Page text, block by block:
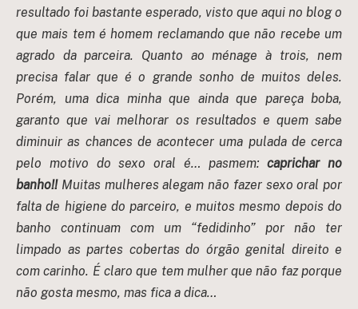
resultado foi bastante esperado, visto que aqui no blog o
que mais tem é homem reclamando que não recebe um
agrado da parceira. Quanto ao ménage à trois, nem
precisa falar que é o grande sonho de muitos deles.
Porém, uma dica minha que ainda que pareça boba,
garanto que vai melhorar os resultados e quem sabe
diminuir as chances de acontecer uma pulada de cerca
pelo motivo do sexo oral é… pasmem:caprichar no
banho!!Muitas mulheres alegam não fazer sexo oral por
falta de higiene do parceiro, e muitos mesmo depois do
banho continuam com um “fedidinho” por não ter
limpado as partes cobertas do órgão genital direito e
com carinho. É claro que tem mulher que não faz porque
não gosta mesmo, mas fica a dica…